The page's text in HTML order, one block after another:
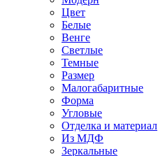
Цвет
Белые
Венге
Светлые
Темные
Размер
Малогабаритные
Форма
Угловые
Отделка и материал
Из МДФ
Зеркальные